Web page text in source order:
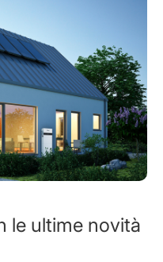
le ultime novità